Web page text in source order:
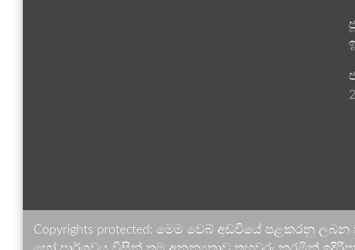
Copyrights protected: මෙම වෙබ් අඩවියේ පළකරනු